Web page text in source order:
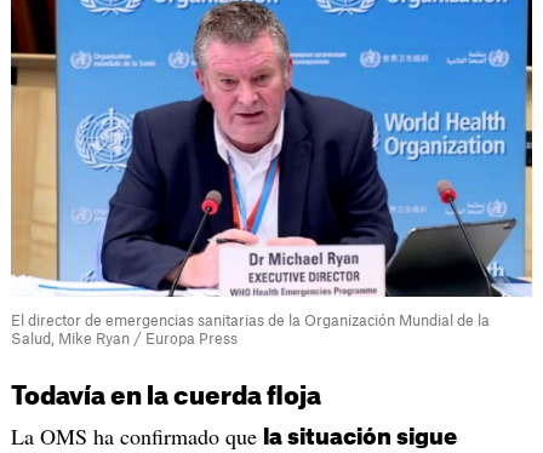
El director de emergencias sanitarias de la Organización Mundial de la
Salud, Mike Ryan / Europa Press
Todavía en la cuerda floja
La OMS ha confirmado que la situación sigue